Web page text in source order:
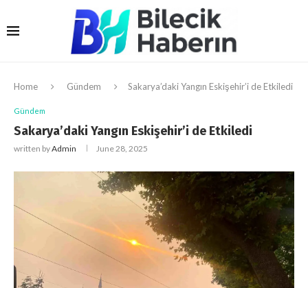
Home Gündem Sakarya’daki Yangın Eskişehir’i de Etkiledi
Gündem
Sakarya’daki Yangın Eskişehir’i de Etkiledi
written byAdmin June 28, 2025